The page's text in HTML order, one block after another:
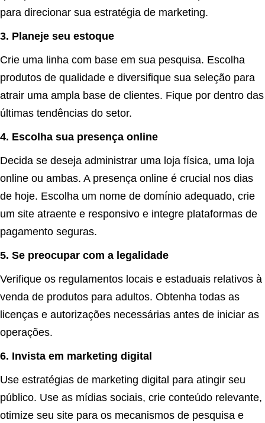
para direcionar sua estratégia de marketing.
3. Planeje seu estoque
Crie uma linha com base em sua pesquisa. Escolha
produtos de qualidade e diversifique sua seleção para
atrair uma ampla base de clientes. Fique por dentro das
últimas tendências do setor.
4. Escolha sua presença online
Decida se deseja administrar uma loja física, uma loja
online ou ambas. A presença online é crucial nos dias
de hoje. Escolha um nome de domínio adequado, crie
um site atraente e responsivo e integre plataformas de
pagamento seguras.
5. Se preocupar com a legalidade
Verifique os regulamentos locais e estaduais relativos à
venda de produtos para adultos. Obtenha todas as
licenças e autorizações necessárias antes de iniciar as
operações.
6. Invista em marketing digital
Use estratégias de marketing digital para atingir seu
público. Use as mídias sociais, crie conteúdo relevante,
otimize seu site para os mecanismos de pesquisa e